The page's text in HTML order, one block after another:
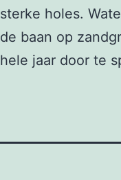
sterke holes.
de baan op
hele jaar door te